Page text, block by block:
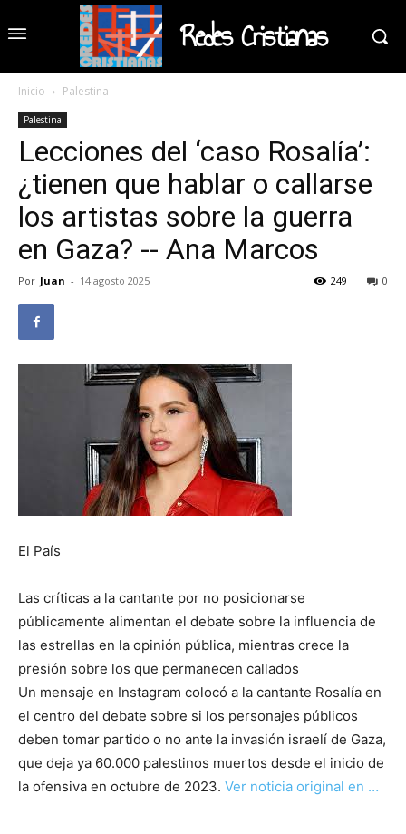
Redes Cristianas
Inicio Palestina
Palestina
Lecciones del ‘caso Rosalía’:
¿tienen que hablar o callarse
los artistas sobre la guerra
en Gaza? -- Ana Marcos
Por Juan - 14 agosto 2025 0
249
El País
Las críticas a la cantante por no posicionarse
públicamente alimentan el debate sobre la influencia de
las estrellas en la opinión pública, mientras crece la
presión sobre los que permanecen callados
Un mensaje en Instagram colocó a la cantante Rosalía en
el centro del debate sobre si los personajes públicos
deben tomar partido o no ante la invasión israelí de Gaza,
que deja ya 60.000 palestinos muertos desde el inicio de
la ofensiva en octubre de 2023. Ver noticia original en …